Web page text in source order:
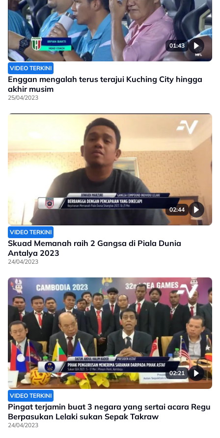
01:43
VIDEO TERKINI
Enggan mengalah terus terajui Kuching City hingga
akhir musim
25/04/2023
02:44
VIDEO TERKINI
Skuad Memanah raih 2 Gangsa di Piala Dunia
Antalya 2023
24/04/2023
02:21
VIDEO TERKINI
Pingat terjamin buat 3 negara yang sertai acara Regu
Berpasukan Lelaki sukan Sepak Takraw
24/04/2023